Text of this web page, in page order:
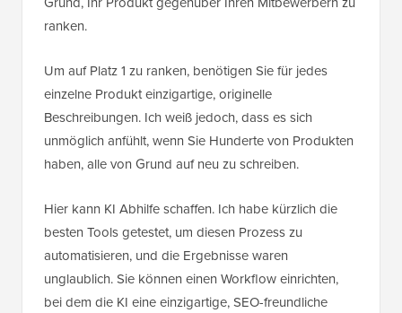
ranken.
Um auf Platz 1 zu ranken, benötigen Sie für jedes
einzelne Produkt einzigartige, originelle
Beschreibungen. Ich weiß jedoch, dass es sich
unmöglich anfühlt, wenn Sie Hunderte von Produkten
haben, alle von Grund auf neu zu schreiben.
Hier kann KI Abhilfe schaffen. Ich habe kürzlich die
besten Tools getestet, um diesen Prozess zu
automatisieren, und die Ergebnisse waren
unglaublich. Sie können einen Workflow einrichten,
bei dem die KI eine einzigartige, SEO-freundliche